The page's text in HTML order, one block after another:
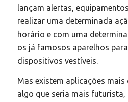
lançam alertas,
realizar uma determinada
horário e com uma
os já famosos aparelhos
dispositivos vestíveis.
Mas existem aplicações mais
algo que seria mais